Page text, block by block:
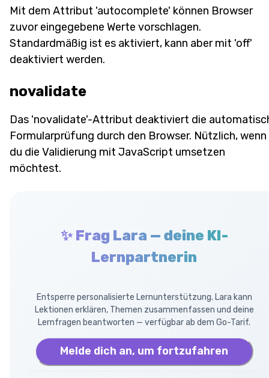
Mit dem Attribut 'autocomplete' können Browser
zuvor eingegebene Werte vorschlagen.
Standardmäßig ist es aktiviert, kann aber mit 'off'
deaktiviert werden.
novalidate
Das 'novalidate'-Attribut deaktiviert die
Formularprüfung durch den Browser. Nützlich, wenn
du die Validierung mit JavaScript umsetzen
möchtest.
✨ Frag Lara — deine KI-
Lernpartnerin
Entsperre personalisierte Lernunterstützung. Lara kann
Lektionen erklären, Themen zusammenfassen und deine
Lernfragen beantworten — verfügbar ab dem Go-Tarif.
Melde dich an, um fortzufahren